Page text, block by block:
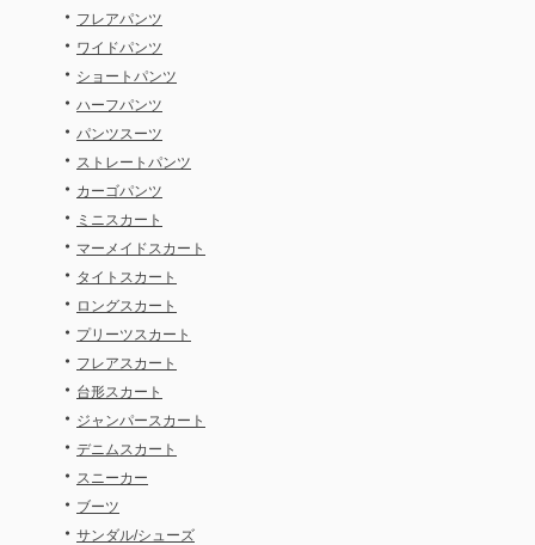
・ フレアパンツ
・ ワイドパンツ
・ ショートパンツ
・ ハーフパンツ
・ パンツスーツ
・ ストレートパンツ
・ カーゴパンツ
・ ミニスカート
・ マーメイドスカート
・ タイトスカート
・ ロングスカート
・ プリーツスカート
・ フレアスカート
・ 台形スカート
・ ジャンパースカート
・ デニムスカート
・ スニーカー
・ ブーツ
・ サンダル/シューズ